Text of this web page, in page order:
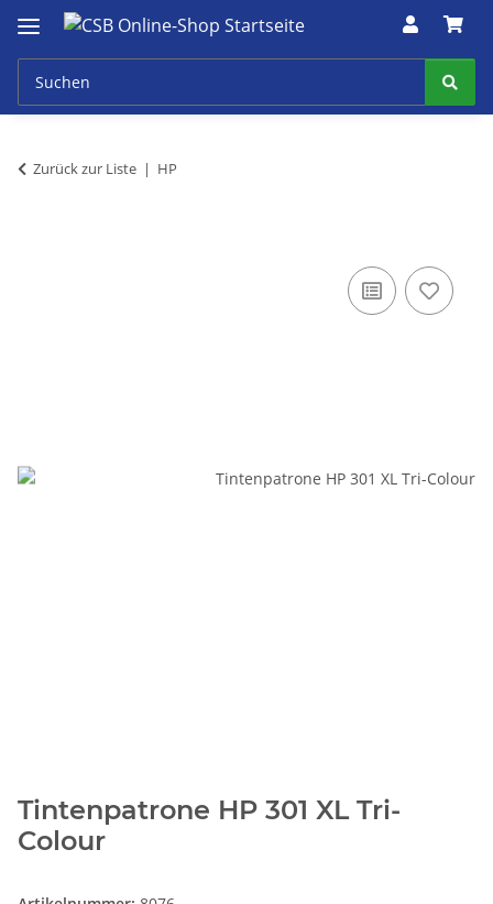
Zurück zur Liste HP
Tintenpatrone HP 301 XL Tri-
Colour